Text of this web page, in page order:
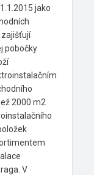
jako
zajišťují
pobočky
2000 m2
V